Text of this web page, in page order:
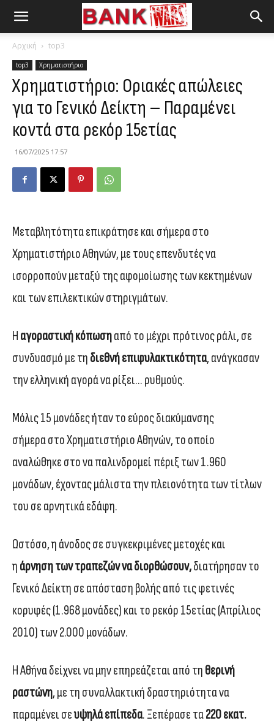
Αρχική top3
top3 Χρηματιστήριο
Χρηματιστήριο: Οριακές απώλειες
για το Γενικό Δείκτη – Παραμένει
κοντά στα ρεκόρ 15ετίας
16/07/2025 17:57
Μεταβλητότητα επικράτησε και σήμερα στο
Χρηματιστήριο Αθηνών, με τους επενδυτές να
ισορροπούν μεταξύ της αφομοίωσης των κεκτημένων
και των επιλεκτικών στηριγμάτων.
Η αγοραστική κόπωσηαπό το μέχρι πρότινος ράλι, σε
συνδυασμό με τη διεθνή επιφυλακτικότητα, ανάγκασαν
την ελληνική αγορά να ρίξει… ρυθμούς.
Μόλις 15 μονάδες ήταν το εύρος διακύμανσης
σήμερα στο Χρηματιστήριο Αθηνών, το οποίο
αναλώθηκε στο να παλινδρομεί πέριξ των 1.960
μονάδων, έχοντας μάλιστα την πλειονότητα των τίτλων
του σε αρνητικά εδάφη.
Ωστόσο, η άνοδος σε συγκεκριμένες μετοχές και
η άρνηση των τραπεζών να διορθώσουν,διατήρησαν το
Γενικό Δείκτη σε απόσταση βολής από τις φετινές
κορυφές (1.968 μονάδες) και το ρεκόρ 15ετίας (Απρίλιος
2010) των 2.000 μονάδων.
Η Αθήνα δείχνει να μην επηρεάζεται από τη θερινή
ραστώνη, με τη συναλλακτική δραστηριότητα να
παραμένει σευψηλά επίπεδα. Ξεπέρασε τα220 εκατ.